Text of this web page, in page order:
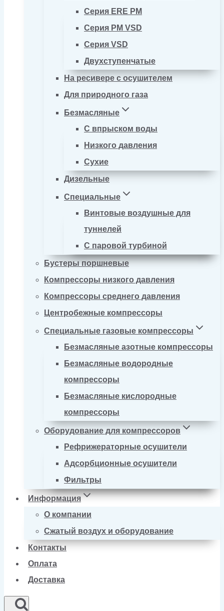
Серия ERE PM
Серия PM VSD
Серия VSD
Двухступенчатые
На ресивере с осушителем
Для природного газа
Безмасляные
С впрыском воды
Низкого давления
Сухие
Дизельные
Специальные
Винтовые воздушные для
туннелей
С паровой турбиной
Бустеры поршневые
Компрессоры низкого давления
Компрессоры среднего давления
Центробежные компрессоры
Специальные газовые компрессоры
Безмасляные азотные компрессоры
Безмасляные водородные
компрессоры
Безмасляные кислородные
компрессоры
Оборудование для компрессоров
Рефрижераторные осушители
Адсорбционные осушители
Фильтры
Информация
О компании
Сжатый воздух и оборудование
Контакты
Оплата
Доставка